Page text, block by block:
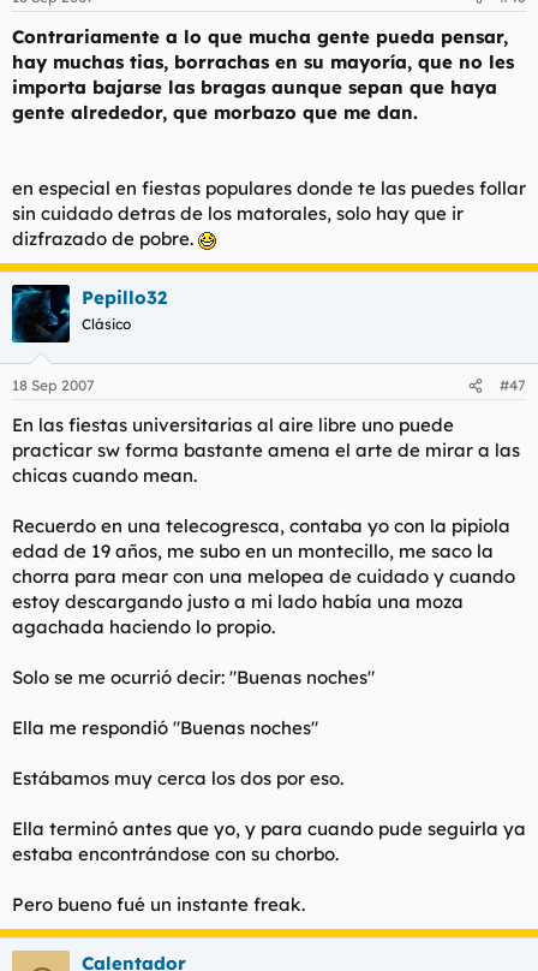
Contrariamente a lo que mucha gente pueda pensar, hay
muchas tias, borrachas en su mayoría, que no les importa
bajarse las bragas aunque sepan que haya gente alrededor,
que morbazo que me dan.
quizás me tachéis de loco o depravado, bien es cierto que una
vez, yendo una vez en bici, observé como una chica en un
coche paró al lado de la carretera y ni corta ni perezosa se
adentró dentro de un pequeño descampado para mear (era
una carretera solitaria). Yo, después de haberlo observado
todo desde una buena perspectiva, y una vez que ya se fue en
su vehículo, me acerqué al meado y le di un chupada con la
lengua, la muy guarra me puso tan cachondo que tuve que
hacerlo.
mean a escondidas.
Contrariamente a lo que mucha gente pueda pensar,
hay muchas tias, borrachas en su mayoría, que no les
importa bajarse las bragas aunque sepan que haya
gente alrededor, que morbazo que me dan.
en especial en fiestas populares donde te las puedes follar
sin cuidado detras de los matorales, solo hay que ir
dizfrazado de pobre.
Pepillo32
Clásico
18 Sep 2007 #47
En las fiestas universitarias al aire libre uno puede
practicar sw forma bastante amena el arte de mirar a las
chicas cuando mean.
Recuerdo en una telecogresca, contaba yo con la pipiola
edad de 19 años, me subo en un montecillo, me saco la
chorra para mear con una melopea de cuidado y cuando
estoy descargando justo a mi lado había una moza
agachada haciendo lo propio.
Solo se me ocurrió decir: "Buenas noches"
Ella me respondió "Buenas noches"
Estábamos muy cerca los dos por eso.
Ella terminó antes que yo, y para cuando pude seguirla ya
estaba encontrándose con su chorbo.
Pero bueno fué un instante freak.
Calentador